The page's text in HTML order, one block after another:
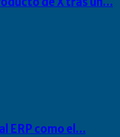
ERP como el…